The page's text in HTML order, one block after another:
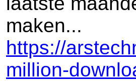
maken...
https://
million-